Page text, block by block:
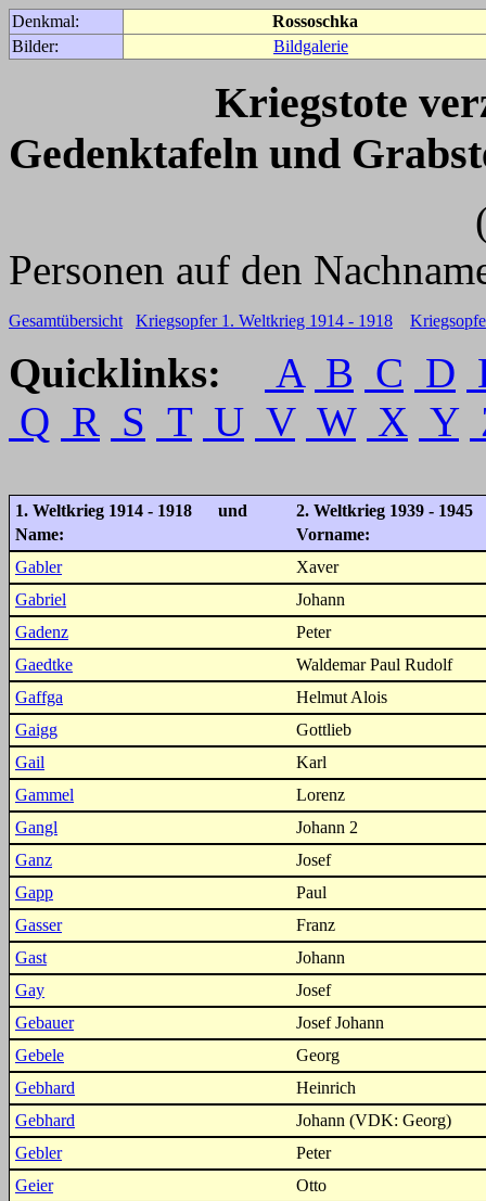
Denkmal:
Rossoschka
Bilder:
Bildgalerie
Kriegstote
Gedenktafeln und
(Für weitere
Personen auf den
Gesamtübersicht Kriegsopfer 1. Weltkrieg 1914 - 1918
Quicklinks: A B C D
Q R S T U V W X Y
1. Weltkrieg 1914 - 1918 und
2. Weltkrieg 1939 - 1945
Name:
Vorname:
Gabler
Xaver
Gabriel
Johann
Gadenz
Peter
Gaedtke
Waldemar Paul Rudolf
Gaffga
Helmut Alois
Gaigg
Gottlieb
Gail
Karl
Gammel
Lorenz
Gangl
Johann 2
Ganz
Josef
Gapp
Paul
Gasser
Franz
Gast
Johann
Gay
Josef
Gebauer
Josef Johann
Gebele
Georg
Gebhard
Heinrich
Gebhard
Johann (VDK: Georg)
Gebler
Peter
Geier
Otto